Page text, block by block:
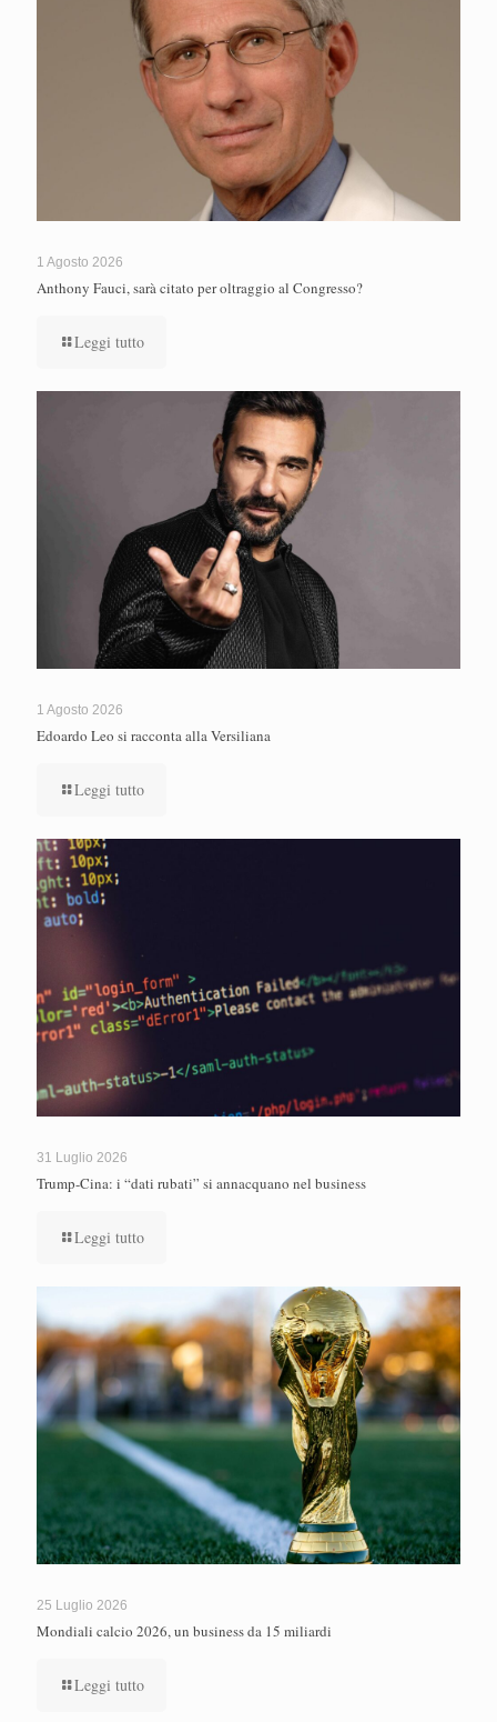
1 Agosto 2026
Anthony Fauci, sarà citato per oltraggio al Congresso?
Leggi tutto
1 Agosto 2026
Edoardo Leo si racconta alla Versiliana
Leggi tutto
31 Luglio 2026
Trump-Cina: i “dati rubati” si annacquano nel business
Leggi tutto
25 Luglio 2026
Mondiali calcio 2026, un business da 15 miliardi
Leggi tutto